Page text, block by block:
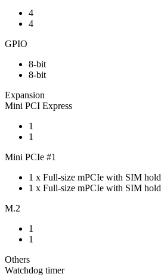
4
4
GPIO
8-bit
8-bit
Expansion
Mini PCI Express
1
1
Mini PCIe #1
1 x Full-size mPCIe with SIM
1 x Full-size mPCIe with SIM
M.2
1
1
Others
Watchdog timer